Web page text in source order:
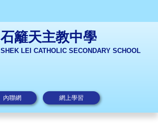
石籬天主教中學
SHEK LEI CATHOLIC SECONDARY SCHOOL
內聯網 網上學習